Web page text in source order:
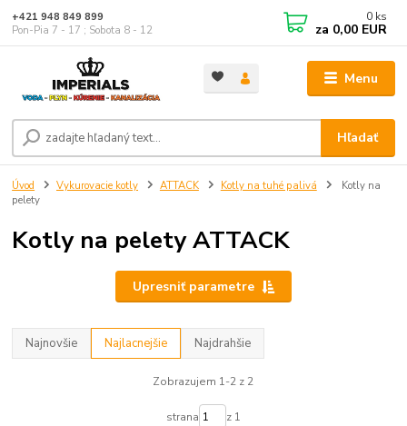
Menu
Hľadať
+421 948 849 899
Pon-Pia 7 - 17 ; Sobota 8 - 12
0 ks
za 0,00 EUR
Úvod Vykurovacie kotly ATTACK Kotly na tuhé palivá
Kotly na
pelety
Kotly na pelety ATTACK
Upresniť parametre
Najnovšie Najlacnejšie Najdrahšie
Zobrazujem 1-2 z 2
strana z 1